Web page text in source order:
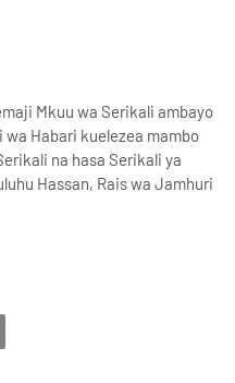
Mkuu wa Serikali ambayo
Habari kuelezea mambo
na hasa Serikali ya
Hassan, Rais wa Jamhuri